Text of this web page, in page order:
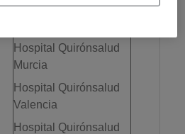
Hospital Quirónsalud
Hospital Quirónsalud
Murcia
Hospital Quirónsalud
Valencia
Hospital Quirónsalud